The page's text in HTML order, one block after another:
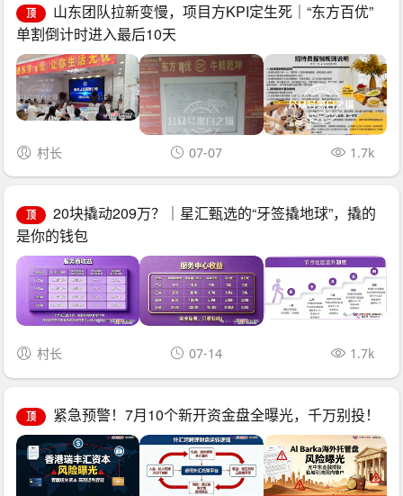
顶
山东团队拉新变慢，项目方KPI定生死｜“东方百优”
单割倒计时进入最后10天
村长 07-07 1.7k
顶
20块撬动209万？｜星汇甄选的“牙签撬地球”，撬的
是你的钱包
村长 07-14 1.7k
顶 紧急预警！7月10个新开资金盘全曝光，千万别投！